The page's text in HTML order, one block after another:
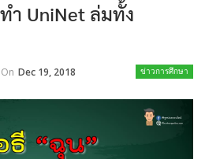
ำ UniNet ล่มทั้ง
ข่าวการศึกษา
On Dec 19, 2018